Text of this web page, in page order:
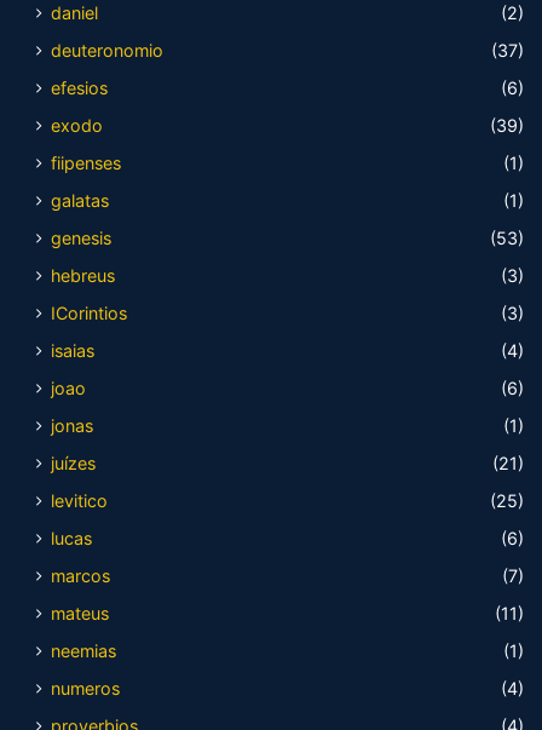
daniel
(2)
deuteronomio
(37)
efesios
(6)
exodo
(39)
fiipenses
(1)
galatas
(1)
genesis
(53)
hebreus
(3)
ICorintios
(3)
isaias
(4)
joao
(6)
jonas
(1)
juízes
(21)
levitico
(25)
lucas
(6)
marcos
(7)
mateus
(11)
neemias
(1)
numeros
(4)
proverbios
(4)